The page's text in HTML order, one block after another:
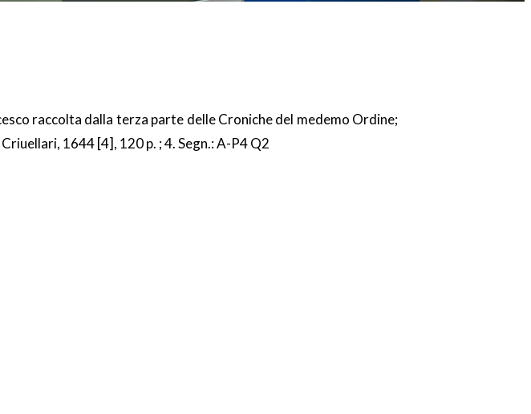
raccolta dalla terza parte delle Croniche del medemo Ordine;
1644 [4], 120 p. ; 4. Segn.: A-P4 Q2